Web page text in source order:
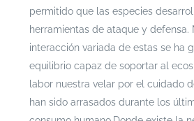
permitido que las especies
herramientas de ataque y defensa.
interacción variada de estas se ha
equilibrio capaz de soportar al
labor nuestra velar por el cuidado
han sido arrasados durante los